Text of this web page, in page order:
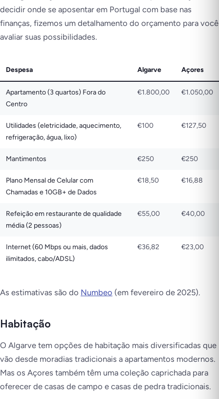
decidir onde se aposentar em Portugal com base nas
finanças, fizemos um detalhamento do orçamento para você
avaliar suas possibilidades.
Despesa Algarve Açores
Apartamento (3 quartos) Fora do
Centro
€1.800,00 €1.050,00
Utilidades (eletricidade, aquecimento,
refrigeração, água, lixo)
€100 €127,50
Mantimentos €250 €250
Plano Mensal de Celular com
Chamadas e 10GB+ de Dados
€18,50 €16,88
Refeição em restaurante de qualidade
média (2 pessoas)
€55,00 €40,00
Internet (60 Mbps ou mais, dados
ilimitados, cabo/ADSL)
€36,82 €23,00
As estimativas são do Numbeo (em fevereiro de 2025).
Habitação
O Algarve tem opções de habitação mais diversificadas que
vão desde moradias tradicionais a apartamentos modernos.
Mas os Açores também têm uma coleção caprichada para
oferecer de casas de campo e casas de pedra tradicionais.